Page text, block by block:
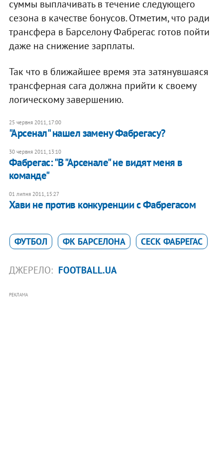
суммы выплачивать в течение следующего
сезона в качестве бонусов. Отметим, что ради
трансфера в Барселону Фабрегас готов пойти
даже на снижение зарплаты.
Так что в ближайшее время эта затянувшаяся
трансферная сага должна прийти к своему
логическому завершению.
25 червня 2011, 17:00
"Арсенал" нашел замену Фабрегасу?
30 червня 2011, 13:10
Фабрегас: "В "Арсенале" не видят меня в
команде"
01 липня 2011, 15:27
Хави не против конкуренции с Фабрегасом
ФУТБОЛ ФК БАРСЕЛОНА СЕСК ФАБРЕГАС
ДЖЕРЕЛО: FOOTBALL.UA
РЕКЛАМА